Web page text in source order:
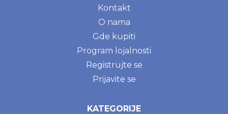
Kontakt
O nama
Gde kupiti
Program lojalnosti
Registrujte se
Prijavite se
KATEGORIJE